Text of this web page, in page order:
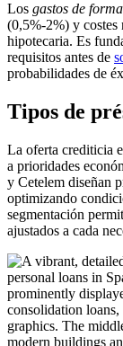
Los gastos de
(0,5%-2%) y costes
hipotecaria. Es
requisitos antes de
probabilidades de
Tipos de
La oferta crediticia
a prioridades
y Cetelem diseñan
optimizando
segmentación
ajustados a cada